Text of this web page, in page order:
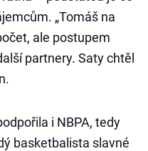
„Tomáš na
ale postupem
partnery. Saty chtěl
i NBPA, tedy
basketbalista slavné